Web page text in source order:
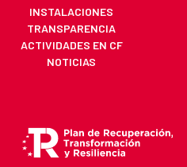
INSTALACIONES
TRANSPARENCIA
ACTIVIDADES EN CF
NOTICIAS